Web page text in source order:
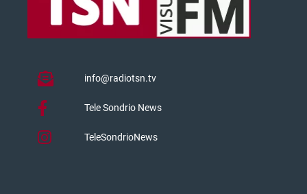
info@radiotsn.tv
Tele Sondrio News
TeleSondrioNews